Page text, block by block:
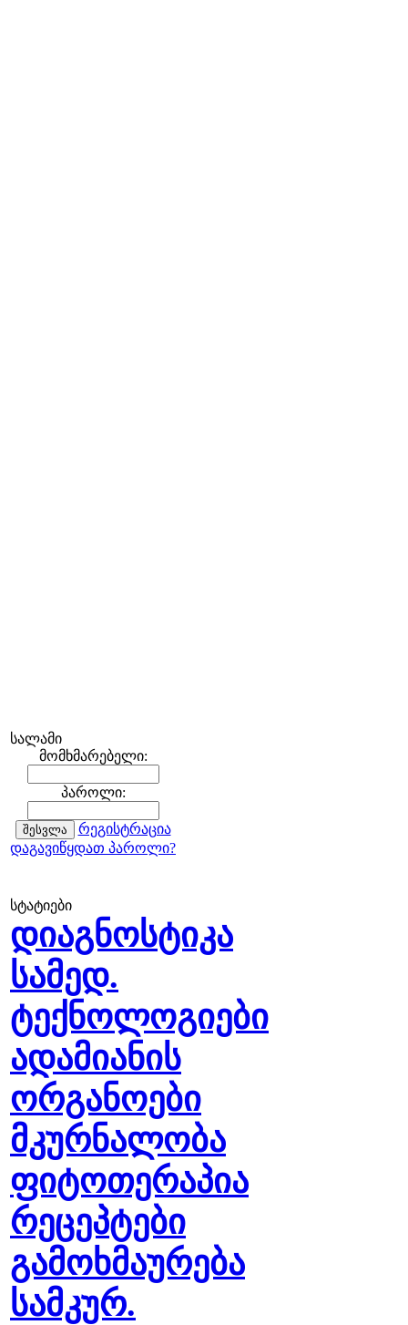
სალამი
მომხმარებელი:
პაროლი:
რეგისტრაცია
დაგავიწყდათ პაროლი?
სტატიები
დიაგნოსტიკა
სამედ.
ტექნოლოგიები
ადამიანის
ორგანოები
მკურნალობა
ფიტოთერაპია
რეცეპტები
გამოხმაურება
სამკურ.